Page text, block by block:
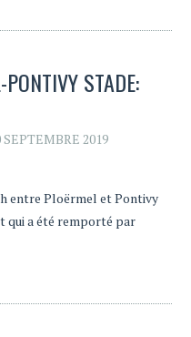
STADE:
SEPTEMBRE 2019
entre Ploërmel et Pontivy
qui a été remporté par